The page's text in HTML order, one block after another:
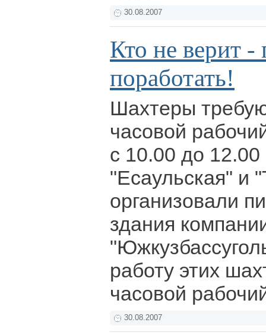
30.08.2007
Кто не верит
поработать!
Шахтеры
часовой
с 10.00 до
"Есаульская" и
организовали
здания
работу этих
часовой
30.08.2007